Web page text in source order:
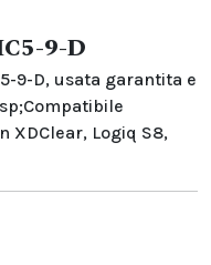
9-D
9-D, usata garantita e
XDClear, Logiq S8,